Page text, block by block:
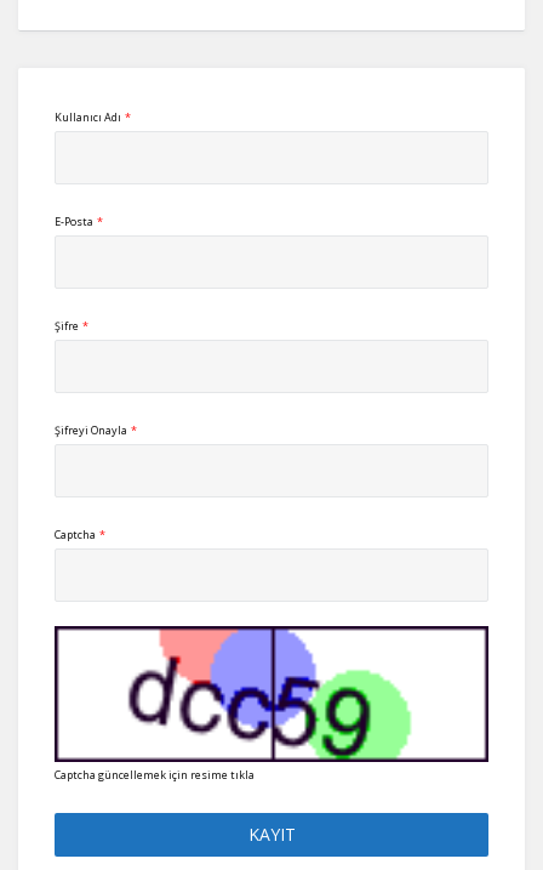
Kullanıcı Adı *
E-Posta *
Şifre *
Şifreyi Onayla *
Captcha *
Captcha güncellemek için resime tıkla